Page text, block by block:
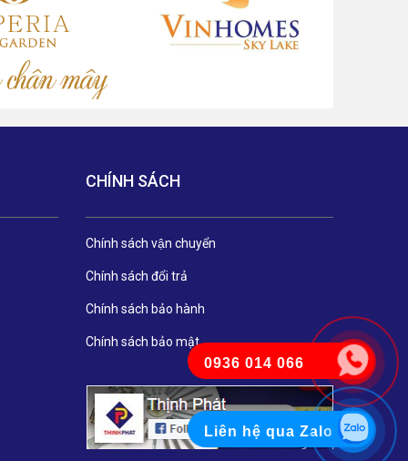
CHÍNH SÁCH
Chính sách vận chuyển
Chính sách đổi trả
Chính sách bảo hành
Chính sách bảo mật
0936 014 066
Liên hệ qua Zalo